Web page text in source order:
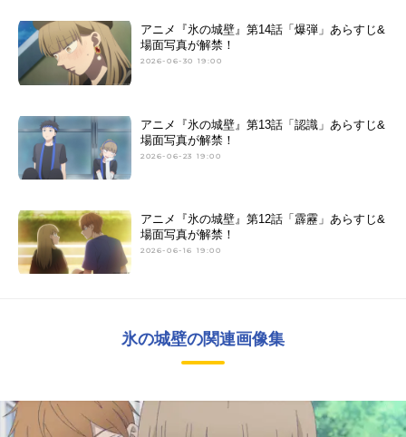
アニメ『氷の城壁』第14話「爆弾」あらすじ&
場面写真が解禁！
2026-06-30 19:00
アニメ『氷の城壁』第13話「認識」あらすじ&
場面写真が解禁！
2026-06-23 19:00
アニメ『氷の城壁』第12話「霹靂」あらすじ&
場面写真が解禁！
2026-06-16 19:00
氷の城壁の関連画像集